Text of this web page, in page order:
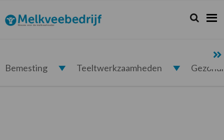
de
hoofdnavigatie
de
hoofd
de
eerste
de
voettekst
Melkveebedrijf.nl Zoeken...
Zoek
Bemesting Teeltwerkzaamheden